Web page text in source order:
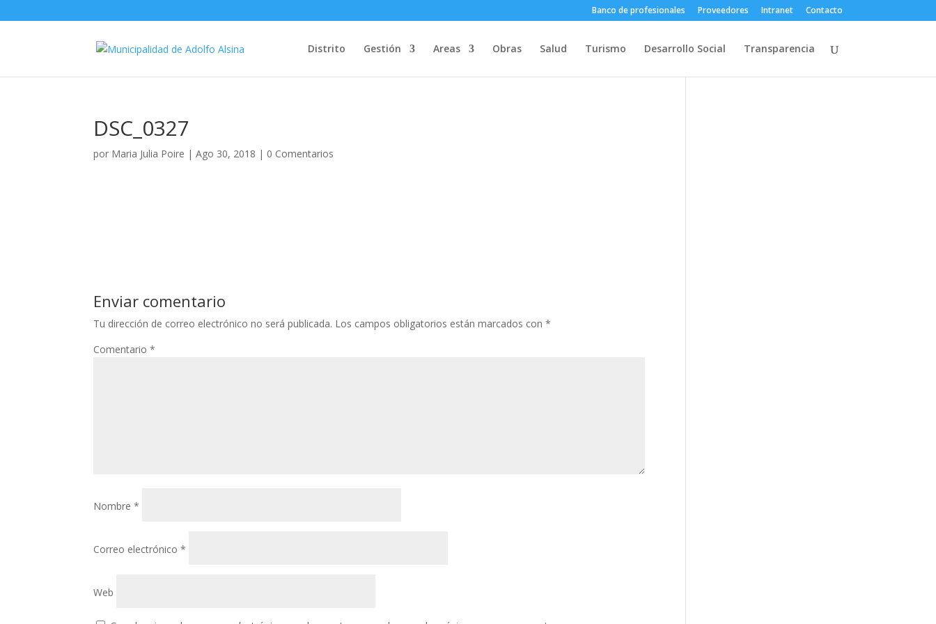
Banco de profesionales Proveedores Intranet Contacto
Distrito Gestión Areas Obras Salud Turismo Desarrollo Social Transparencia
DSC_0327
por Maria Julia Poire |Ago 30, 2018 | 0 Comentarios
Enviar comentario
Tu dirección de correo electrónico no será publicada. Los campos obligatorios están marcados con*
Comentario*
Nombre*
Correo electrónico*
Web